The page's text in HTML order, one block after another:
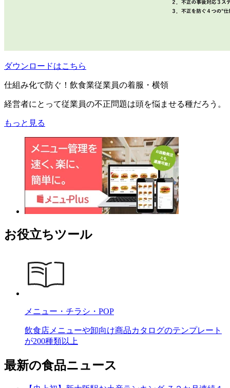
ダウンロードはこちら
仕組み化で防ぐ！飲食業従業員の着服・横領
経営者にとって従業員の不正問題は頭を悩ませる種だろう。
もっと見る
お役立ちツール
メニュー・チラシ・POP
飲食店メニューや卸向け商品カタログのテンプレート
が200種類以上
最新の食品ニュース